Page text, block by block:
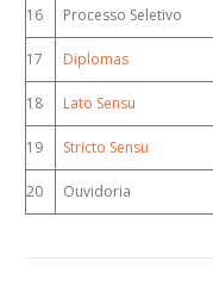
16 Processo Seletivo
17 Diplomas
18 Lato Sensu
19 Stricto Sensu
20 Ouvidoria